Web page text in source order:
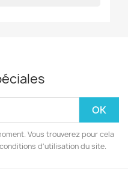
Vous trouverez pour cela
d'utilisation du site.